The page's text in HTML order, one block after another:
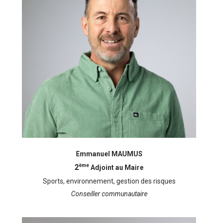
Emmanuel MAUMUS
2ème Adjoint au Maire
Sports, environnement, gestion des risques
Conseiller communautaire